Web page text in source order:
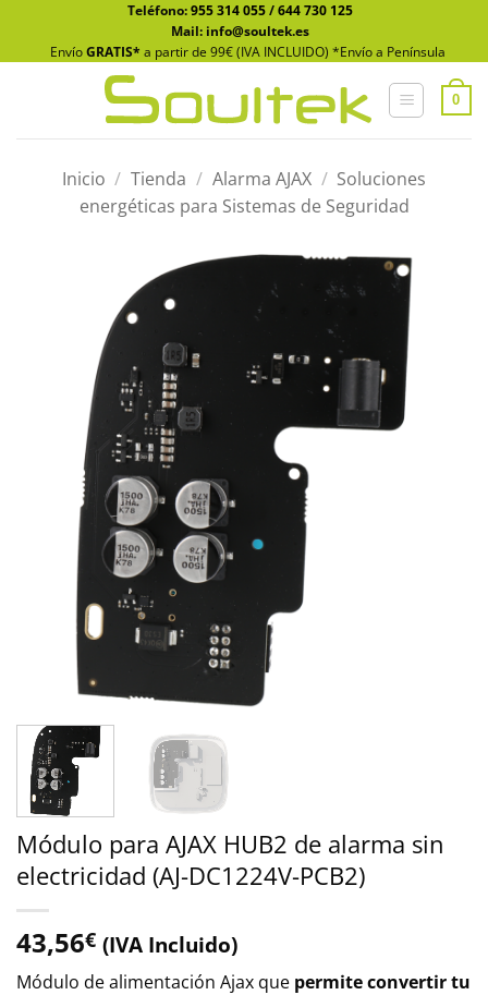
contenido
Teléfono:955 314 055/644 730 125
Mail: info@soultek.es
EnvíoGRATIS* a partir de 99€ (IVA INCLUIDO) *Envío a Península
0
Inicio / Tienda / Alarma AJAX / Soluciones
energéticas para Sistemas de Seguridad
Módulo para AJAX HUB2 de alarma sin
electricidad (AJ-DC1224V-PCB2)
43,56€ (IVA Incluido)
Módulo de alimentación Ajax que permite convertir tu